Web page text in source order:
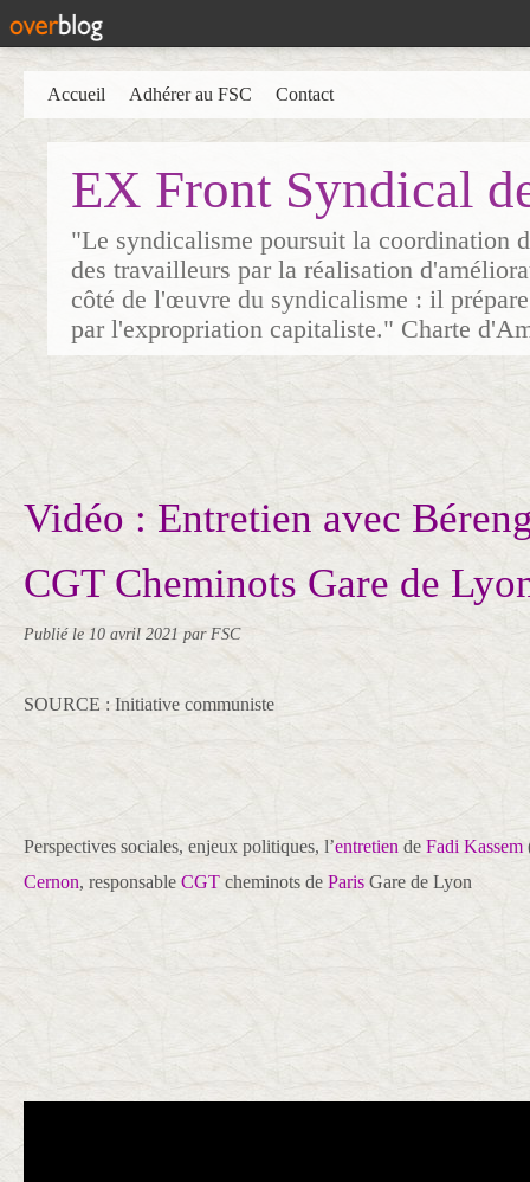
EX Front Syndical
"Le syndicalisme poursuit la coordination
des travailleurs par la réalisation
côté de l'œuvre du syndicalisme : il
par l'expropriation capitaliste." Charte
Accueil Adhérer au FSC Contact
Vidéo : Entretien avec
CGT Cheminots Gare de
Publié le 10 avril 2021 par FSC
SOURCE : Initiative communiste
Perspectives sociales, enjeux politiques, l’entretien de Fadi Kassem
Cernon, responsable CGT cheminots de Paris Gare de Lyon